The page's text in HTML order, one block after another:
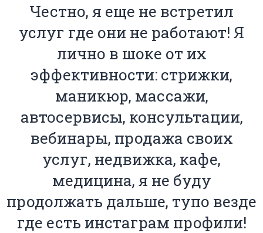
Честно, я еще не встретил
услуг где они не работают! Я
лично в шоке от их
эффективности: стрижки,
маникюр, массажи,
автосервисы, консультации,
вебинары, продажа своих
услуг, недвижка, кафе,
медицина, я не буду
продолжать дальше, тупо везде
где есть инстаграм профили!